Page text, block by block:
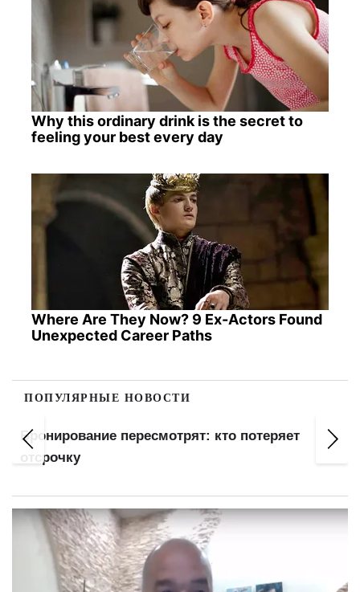
Why this ordinary drink is the secret to
feeling your best every day
Where Are They Now? 9 Ex-Actors Found
Unexpected Career Paths
ПОПУЛЯРНЫЕ НОВОСТИ
Бронирование пересмотрят: кто потеряет
отсрочку